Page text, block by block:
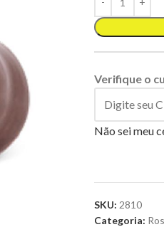
Verifique o
Não sei meu
SKU: 2810
Categoria: